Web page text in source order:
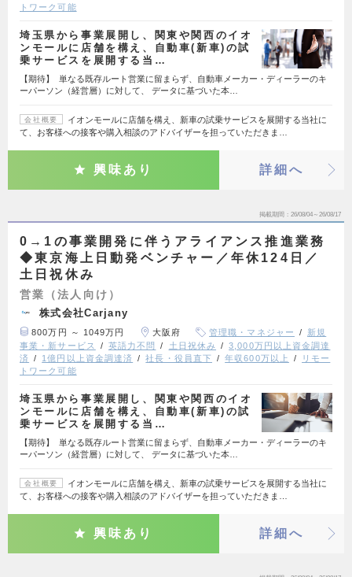
トワーク可能
埼玉県から事業展開し、関東や関西のイオ
ンモールに店舗を構え、自動車(新車)の試
乗サービスを展開する当…
【期待】 単なる既存ルート営業に留まらず、自動車メーカー・ディーラーのキ
ーパーソン（経営層）に対して、 データに基づいた本…
会社概要
イオンモールに店舗を構え、新車の試乗サービスを展開する当社に
て、お客様への接客や購入相談のアドバイザーを担っていただきま…
興味あり 詳細へ
掲載期間 26/08/04～26/08/17
0→1の事業開発に伴うアライアンス推進業務
◆東京海上日動発ベンチャー／年休124日／
土日祝休み
営業（法人向け）
株式会社Carjany
800万円 ～ 1049万円 大阪府 管理職・マネジャー
新規
事業・新サービス
英語力不問 土日祝休み
3,000万円以上資金調達
済
1億円以上資金調達済 社長・役員直下 年収600万以上
リモー
トワーク可能
埼玉県から事業展開し、関東や関西のイオ
ンモールに店舗を構え、自動車(新車)の試
乗サービスを展開する当…
【期待】 単なる既存ルート営業に留まらず、自動車メーカー・ディーラーのキ
ーパーソン（経営層）に対して、 データに基づいた本…
会社概要
イオンモールに店舗を構え、新車の試乗サービスを展開する当社に
て、お客様への接客や購入相談のアドバイザーを担っていただきま…
興味あり 詳細へ